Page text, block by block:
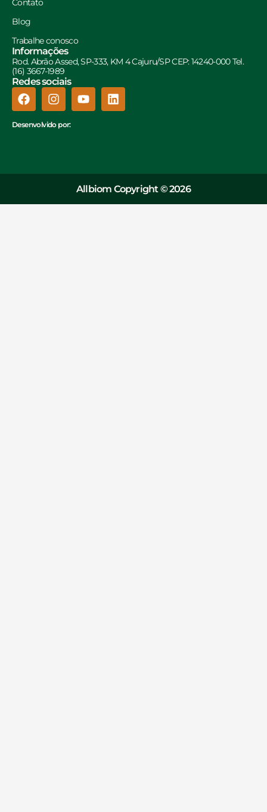
Contato
Blog
Trabalhe conosco
Informações
Rod. Abrão Assed, SP-333, KM 4 Cajuru/SP CEP: 14240-000 Tel.
(16) 3667-1989
Redes sociais
Desenvolvido por:
Allbiom Copyright © 2026